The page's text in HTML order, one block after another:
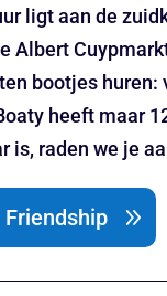
ligt aan de
Albert
bootjes
heeft maar
is, raden we je